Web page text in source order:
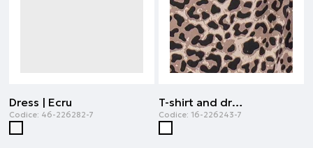
Dress | Ecru
Codice: 46-226282-7
T-shirt and dress | Stampa all over
Codice: 16-226243-7